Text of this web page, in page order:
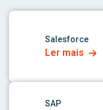
Salesforce
Ler mais
SAP